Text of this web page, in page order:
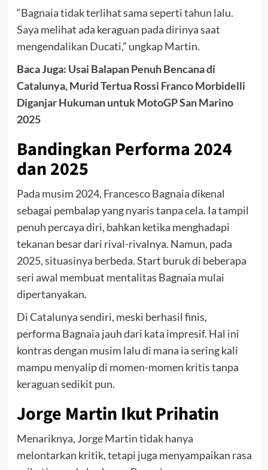
“Bagnaia tidak terlihat sama seperti tahun lalu.
Saya melihat ada keraguan pada dirinya saat
mengendalikan Ducati,” ungkap Martin.
Baca Juga: Usai Balapan Penuh Bencana di
Catalunya, Murid Tertua Rossi Franco Morbidelli
Diganjar Hukuman untuk MotoGP San Marino
2025
Bandingkan Performa 2024
dan 2025
Pada musim 2024, Francesco Bagnaia dikenal
sebagai pembalap yang nyaris tanpa cela. Ia tampil
penuh percaya diri, bahkan ketika menghadapi
tekanan besar dari rival-rivalnya. Namun, pada
2025, situasinya berbeda. Start buruk di beberapa
seri awal membuat mentalitas Bagnaia mulai
dipertanyakan.
Di Catalunya sendiri, meski berhasil finis,
performa Bagnaia jauh dari kata impresif. Hal ini
kontras dengan musim lalu di mana ia sering kali
mampu menyalip di momen-momen kritis tanpa
keraguan sedikit pun.
Jorge Martin Ikut Prihatin
Menariknya, Jorge Martin tidak hanya
melontarkan kritik, tetapi juga menyampaikan rasa